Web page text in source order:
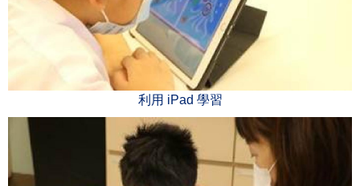
利用 iPad 學習